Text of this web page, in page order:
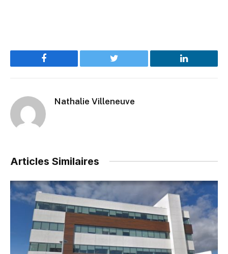
Facebook Twitter LinkedIn
Nathalie Villeneuve
Articles Similaires